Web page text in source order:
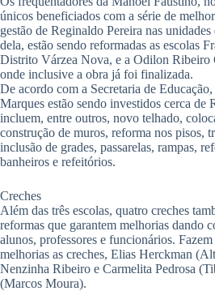
únicos beneficiados com a série de
gestão de Reginaldo Pereira nas
dela, estão sendo reformadas as escolas
Distrito Várzea Nova, e a Odilon
onde inclusive a obra já foi finalizada.
De acordo com a Secretaria de
Marques estão sendo investidos cerca de
incluem, entre outros, novo telhado,
construção de muros, reforma nos pisos,
inclusão de grades, passarelas, rampas,
banheiros e refeitórios.
Creches
Além das três escolas, quatro creches
reformas que garantem melhorias dando
alunos, professores e funcionários.
melhorias as creches, Elias Herckman
Nenzinha Ribeiro e Carmelita Pedrosa
(Marcos Moura).